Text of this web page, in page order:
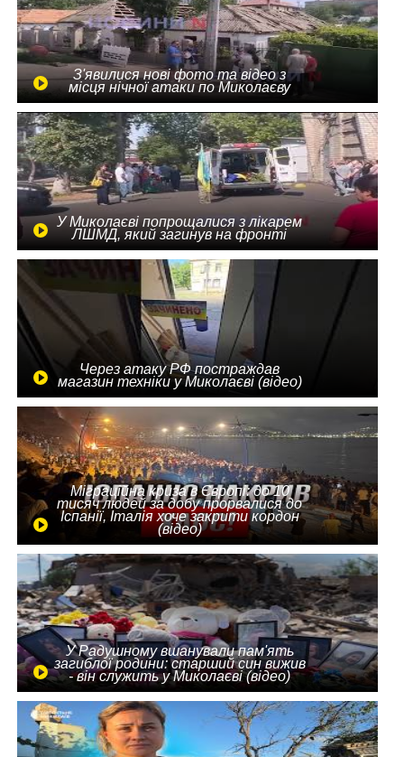
З'явилися нові фото та відео з
місця нічної атаки по Миколаєву
У Миколаєві попрощалися з лікарем
ЛШМД, який загинув на фронті
Через атаку РФ постраждав
магазин техніки у Миколаєві (відео)
Міграційна криза в Європі: до 10
тисяч людей за добу прорвалися до
Іспанії, Італія хоче закрити кордон
(відео)
У Радушному вшанували пам'ять
загиблої родини: старший син вижив
- він служить у Миколаєві (відео)